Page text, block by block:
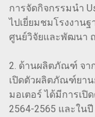
การจัดกิจกรรมนำ
ไปเยี่ยมชมโรงงาน
ศูนย์วิจัยและพัฒนา
2. ด้านผลิตภัณฑ์ จา
เปิดตัวผลิตภัณฑ์ยาน
มอเตอร์ ได้มีการเ
2564-2565 และใน